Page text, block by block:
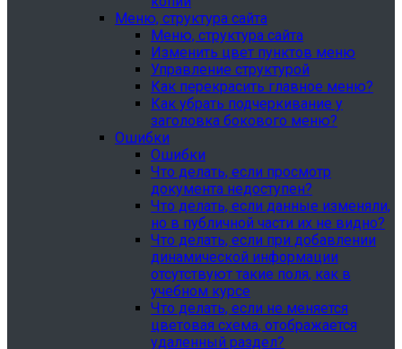
Меню, структура сайта
Меню, структура сайта
Изменить цвет пунктов меню
Управление структурой
Как перекрасить главное меню?
Как убрать подчеркивание у
заголовка бокового меню?
Ошибки
Ошибки
Что делать, если просмотр
документа недоступен?
Что делать, если данные изменяли,
но в публичной части их не видно?
Что делать, если при добавлении
динамической информации
отсутствуют такие поля, как в
учебном курсе
Что делать, если не меняется
цветовая схема, отображается
удаленный раздел?